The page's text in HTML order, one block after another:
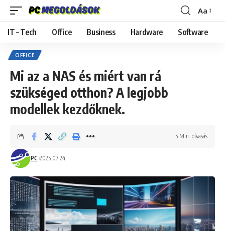
Font
Resizer
Aa
IT – Tech Office Business Hardware Software
OFFICE
Mi az a NAS és miért van rá
szükséged otthon? A legjobb
modellek kezdőknek.
PC 2025.07.24.
5 Min. olvasás